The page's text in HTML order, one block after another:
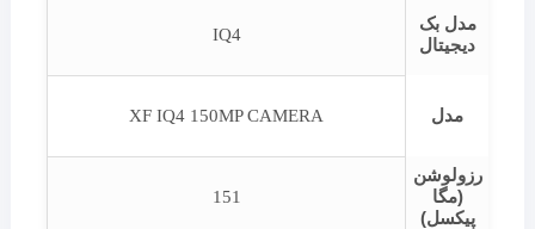
مدل بک
دیجیتال
IQ4
مدل XF IQ4 150MP CAMERA
رزولوشن
(مگا
پیکسل)
151